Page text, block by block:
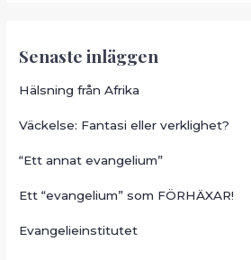
Senaste inläggen
Hälsning från Afrika
Väckelse: Fantasi eller verklighet?
“Ett annat evangelium”
Ett “evangelium” som FÖRHÄXAR!
Evangelieinstitutet